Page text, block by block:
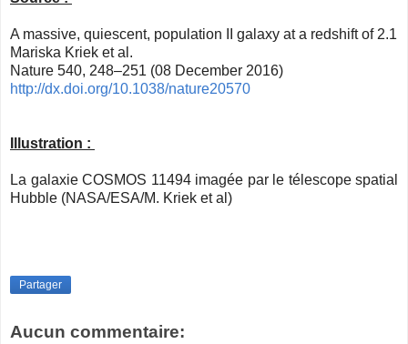
A massive, quiescent, population II galaxy at a redshift of 2.1
Mariska Kriek et al.
Nature 540, 248–251 (08 December 2016)
http://dx.doi.org/10.1038/nature20570
Illustration :
La galaxie COSMOS 11494 imagée par le télescope spatial
Hubble (NASA/ESA/M. Kriek et al)
Partager
Aucun commentaire: